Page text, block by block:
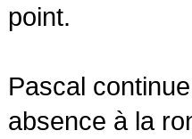
point.
Pascal
absence à la